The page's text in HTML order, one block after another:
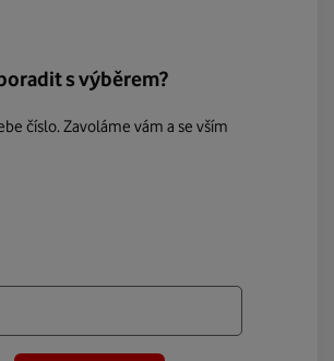
s výběrem?
číslo. Zavoláme vám a se vším